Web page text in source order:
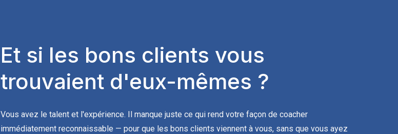
Et si les bons clients vous
trouvaient d'eux-mêmes ?
Vous avez le talent et l'expérience. Il manque juste ce qui rend votre façon de coacher
immédiatement reconnaissable — pour que les bons clients viennent à vous, sans que vous ayez